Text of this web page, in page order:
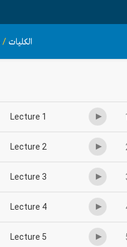
الكليات /
Lecture 1
Lecture 2
Lecture 3
Lecture 4
Lecture 5